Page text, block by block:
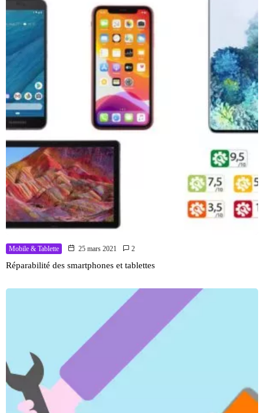
Mobile & Tablette 25 mars 2021 2
Réparabilité des smartphones et tablettes